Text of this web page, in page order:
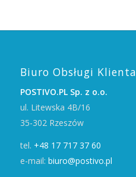
Biuro Obsługi Klienta
POSTIVO.PL Sp. z o.o.
ul. Litewska 4B/16
35-302 Rzeszów
tel. +48 17 717 37 60
e-mail: biuro@postivo.pl